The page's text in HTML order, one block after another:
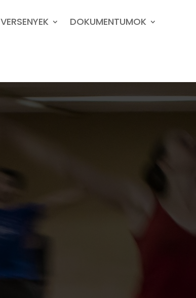
VERSENYEK DOKUMENTUMOK